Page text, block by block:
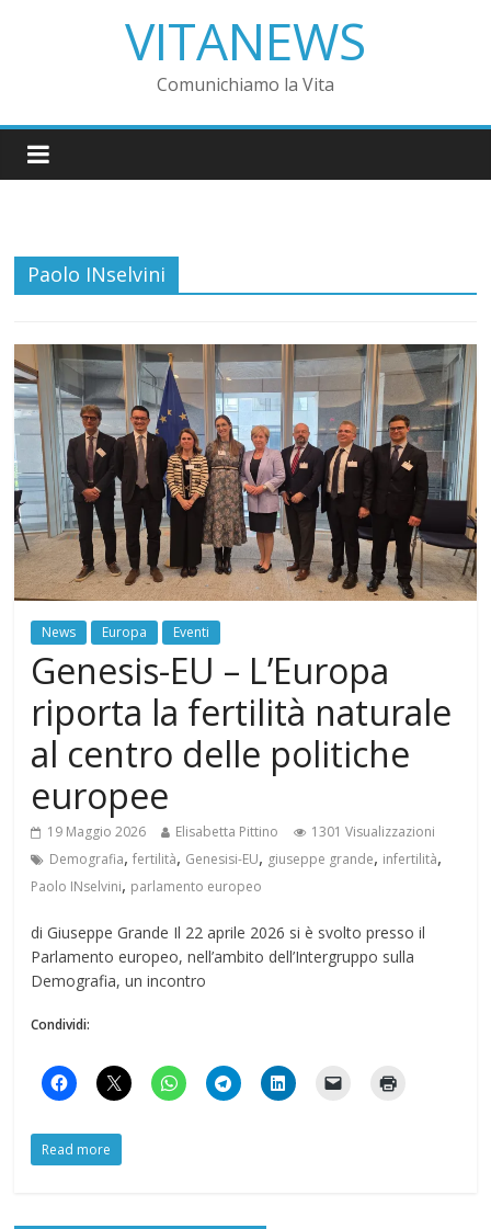
VITANEWS
Comunichiamo la Vita
Paolo INselvini
News Europa Eventi
Genesis-EU – L’Europa
riporta la fertilità naturale
al centro delle politiche
europee
19 Maggio 2026 Elisabetta Pittino
1301 Visualizzazioni
Demografia,fertilità, Genesisi-EU, giuseppe grande, infertilità,
Paolo INselvini, parlamento europeo
di Giuseppe Grande Il 22 aprile 2026 si è svolto presso il
Parlamento europeo, nell’ambito dell’Intergruppo sulla
Demografia, un incontro
Condividi:
Read more